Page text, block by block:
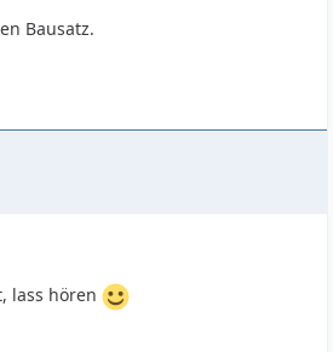
Bausatz.
lass hören